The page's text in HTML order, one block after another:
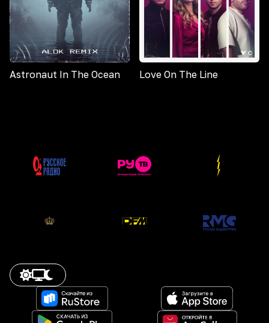
Astronaut In The Ocean Love On The Line